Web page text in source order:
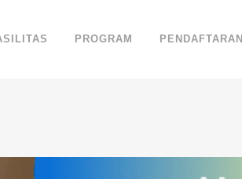
PROGRAM PENDAFTARAN